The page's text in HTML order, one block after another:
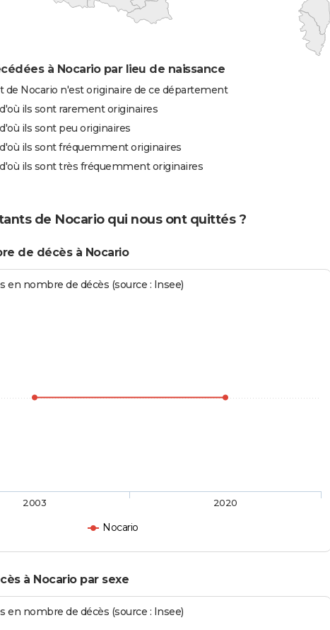
à Nocario par lieu de naissance
de Nocario n'est originaire de ce département
ils sont rarement originaires
ils sont peu originaires
ils sont fréquemment originaires
ils sont très fréquemment originaires
de Nocario qui nous ont quittés ?
de décès à Nocario
en nombre de décès (source : Insee)
Nocario
2003 2020
à Nocario par sexe
en nombre de décès (source : Insee)